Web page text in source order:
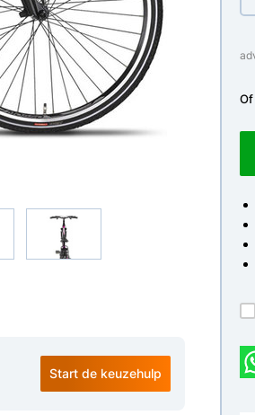
Start de keuzehulp